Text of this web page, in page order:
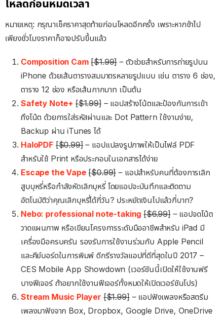
โหลดก่อนหมดเวลา
หมายเหตุ: กรุณาเช็คราคาสุดท้ายก่อนโหลดอีกครั้ง เพราะหากช้าไป
เพียงชั่วโมงราคาก็อาจปรับขึ้นแล้ว
Composition Cam [$1.99]– ตัวช่วยสำหรับการถ่ายรูปบน
iPhone ด้วยเส้นตารางสมมาตรหลายรูปแบบ เช่น ตาราง 6 ช่อง,
ตาราง 12 ช่อง หรือเส้นกากบาท เป็นต้น
Safety Note+ [$1.99]– แอปสร้างโน้ตและป้องกันการเข้า
ถึงโน้ต ด้วยการใส่รหัสผ่านและ Dot Pattern ใช้งานง่าย,
Backup ผ่าน iTunes ได้
HaloPDF [$0.99]– แอปแปลงรูปภาพให้เป็นไฟล์ PDF
สำหรับใช้ Print หรือประกอบในเอกสารได้ง่าย
Escape the Vape [$0.99]– แอปสำหรับคนที่ต้องการเลิก
สูบบุหรี่หรือกำลังหัดเลิกบุหรี่ โดยแอปจะบันทึกและติดตาม
อัตโนมัติว่าคุณเลิกบุหรี่ได้กี่วัน? ประหยัดเงินไปแล้วกี่บาท?
Nebo: professional note-taking [$6.99]– แอปจดโน้ต
วาดแผนภาพ หรือเขียนโครงการระดับมืออาชีพสำหรับ iPad มี
เครื่องมือครบครัน รองรับการใช้งานร่วมกับ Apple Pencil
และคีย์บอร์ดในการพิมพ์ ดีกรีรางวัลแอปที่ดีที่สุดในปี 2017 –
CES Mobile App Showdown (เวอร์ชันนี้เปิดให้ใช้งานฟรี
บางฟีเจอร์ ถ้าอยากใช้งานฟีเจอร์ทั้งหมดให้เปิดเวอร์ชันโปร)
Stream Music Player [$1.99]– แอปฟังเพลงหรือสตรีม
เพลงมาฟังจาก Box, Dropbox, Google Drive, OneDrive